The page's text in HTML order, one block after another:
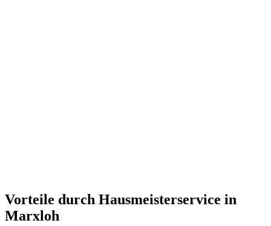
Vorteile durch Hausmeisterservice in
Marxloh